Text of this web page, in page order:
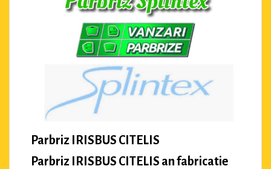
Parbriz IRISBUS CITELIS
Parbriz IRISBUS CITELIS an fabricatie